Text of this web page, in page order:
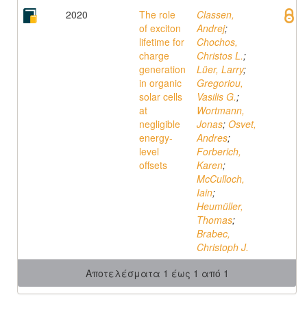
2020
The role
of exciton
lifetime for
charge
generation
in organic
solar cells
at
negligible
energy-
level
offsets
Classen,
Andrej;
Chochos,
Christos L.;
Lüer, Larry;
Gregoriou,
Vasilis G.;
Wortmann,
Jonas; Osvet,
Andres;
Forberich,
Karen;
McCulloch,
Iain;
Heumüller,
Thomas;
Brabec,
Christoph J.
Αποτελέσματα 1 έως 1 από 1